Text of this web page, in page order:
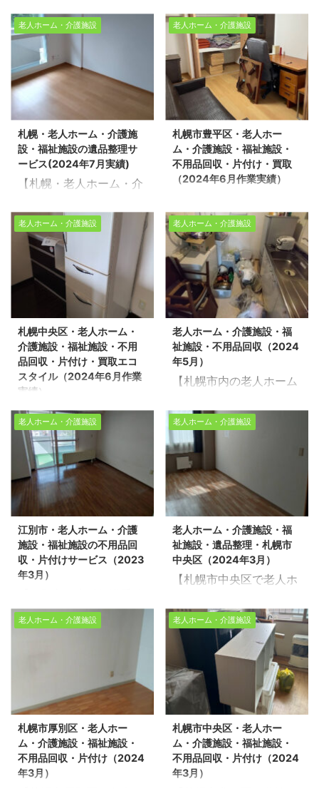
実績多数！今回はご家族
からの依頼で札幌市北区
の老人ホームの片付け作
業をさせて頂きました。
※作業スタッフ2名/作業
時間30分/老人ホーム1R
不用品回収・遺品整理・
生前整理のご依頼はお気
軽に生活応援エコスタイ
ルへご連絡く ...
入居される御客様の不用
品回収と不動産売却のお
手伝いをさせて頂きまし
た。 作業スタッフ：6名
作業時間：6時間 現場状
況：戸建2LDK車庫付き
お電話の際は「不用品回
収」「遺品整理」のホー
ムページを見ま ...
護施設・福祉施設・不用
品回収・買取】 北海道を
拠点に家の不用品回収・
売却にともなう家片付
け・遺品整理・生前整理
を行っている生活応援エ
コスタイルです。道北・
道南・道央・道東・どこ
でもご相談ください。 不
用品回収や遺品整理の片
付け現場実績多数！今回
け・不用品回収をさせて
頂きました。 作業スタ
ッフ：2名 作業時間：1
時間 現場状況：老人ホー
ム1R 不用品回収・遺品
整理・生前整理のご依頼
はお気軽に生活応援エコ
スタイルへご連絡くださ
い！ 【無料相談・お見積
無料】>>お盆の ...
月作業実績)】 北海道を
拠点に家の不用品回収・
売却にともなう家片付
け・遺品整理・生前整理
を行っている生活応援エ
コスタイルです。道北・
道南・道央・道東・どこ
でもご相談ください。 不
用品回収や遺品整理の片
付け現場実績多数！今回
ました。 作業スタッフ：
4名 作業時間：3時間 現
場状況：老人ホーム
2LDK 不用品回収・遺品
整理・生前整理のご依頼
はお気軽に生活応援エコ
スタイルへご連絡くださ
い！ 【無料相談・お見積
無料】>>お盆 ...
老人ホーム・介護施設
札幌・老人ホーム・介護施
設・福祉施設の遺品整理サ
ービス(2024年7月実績)
【札幌・老人ホーム・介
整理サービス(2024年7
月実績)】 北海道を拠点
に家の不用品回収・売却
にともなう家片付け・遺
品整理・生前整理を行っ
ている生活応援エコスタ
イルです。道北・道南・
道央・道東・どこでもご
相談ください。 不用品回
収や遺品整理の片付け現
場実績多数！今回は札幌
理のお片付けをさせて頂
きました ※スタッフ3名/
作業時間1時間/1LDK 不
用品回収・遺品整理・生
前整理のご依頼はお気軽
に生活応援エコスタイル
へご連絡ください！ 【無
料相談・お見積無料】
>>お盆 ...
老人ホーム・介護施設
札幌市豊平区・老人ホー
ム・介護施設・福祉施設・
不用品回収・片付け・買取
（2024年6月作業実績）
ーム・介護施設・福祉施
設・不用品回収・片付
け・買取（2024年6月作
業実績）】 北海道を拠点
に福祉施設などの高齢者
住宅へお引越しの際の不
用品回収・売却にともな
う家片付け・遺品整理・
生前整理を行っている生
活応援エコスタイルで
す。道北・道南・道央・
ださい。 不用品回収や遺
品整理の片付け現場実績
多数！今回は札幌市豊平
区の老人ホームで片付け
作業をさせて頂きまし
た。※スタッフ4名/作業
時間1時間/老人ホーム
1LDK 不用品回収・遺品
整理・生前整理のご依頼
はお気軽に生活応援 ...
老人ホーム・介護施設
札幌中央区・老人ホーム・
介護施設・福祉施設・不用
品回収・片付け・買取エコ
スタイル（2024年6月作業
実績）
【札幌中央区・老人ホー
ム・介護施設・福祉施
設・不用品回収・片付
け・買取エコスタイル】
北海道を拠点に福祉施設
などの高齢者住宅へお引
越しの際の不用品回収・
売却にともなう家片付
け・遺品整理・生前整理
を行っている生活応援エ
コスタイルです。道北・
でもご相談ください。 不
用品回収や遺品整理の片
付け現場実績多数！今回
は札幌市中央区の老人ホ
ームで片付け作業をさせ
て頂きました。※スタッ
フ3名/作業時間2時間/老
人ホーム1LDK 不用品回
収・遺品整理・生前整理
のご依頼はお気軽に生活
老人ホーム・介護施設
老人ホーム・介護施設・福
祉施設・不用品回収（2024
年5月）
【札幌市内の老人ホーム
をさせて頂きました！】
北海道を拠点に不用品回
収・遺品整理・生前整理
を行っている生活応援エ
コスタイルです。道北・
道南・道央・道東・どこ
でもご相談ください。 老
人ホームなど高齢者福祉
施設の不用品回収や遺品
整理の片付け現場実績多
数！今回は広めの1LDK
させて頂きました。※ス
タッフ5名/作業時間3時
間/老人ホーム1LDK (広
め) 不用品回収・遺品整
理・生前整理のご依頼は
お気軽に生活応援エコス
タイルへご連絡くださ
い！ 【無料相談・お見積
無料】>> ...
老人ホーム・介護施設
江別市・老人ホーム・介護
施設・福祉施設の不用品回
収・片付けサービス（2023
年3月）
者様の不用品回収・片付
けをさせて頂きまし
た！】 北海道を拠点に生
活保護受給者様の不用品
回収・遺品整理・生前整
理を行っている生活応援
エコスタイルです。道
北・道南・道央・道東・
どこでもご相談くださ
い。 不用品回収や遺品整
理の片付け現場実績多
老人ホーム・介護施設
老人ホーム・介護施設・福
祉施設・遺品整理・札幌市
中央区（2024年3月）
【札幌市中央区で老人ホ
設・遺品整理】 生活応援
エコスタイルでは北海道
を拠点に福祉施設の入退
去に伴う不用品回収・遺
品整理サービスを行って
おります。不用品回収や
遺品整理の片付け現場実
績多数！ 今回は札幌市中
央区で老人ホームの片付
け作業をさせて頂きまし
老人ホーム・介護施設
札幌市厚別区・老人ホー
ム・介護施設・福祉施設・
不用品回収・片付け（2024
年3月）
老人ホーム・介護施設
札幌市中央区・老人ホー
ム・介護施設・福祉施設・
不用品回収・片付け（2024
年3月）